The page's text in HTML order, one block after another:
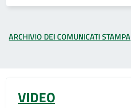
ARCHIVIO DEI COMUNICATI STAMPA
VIDEO